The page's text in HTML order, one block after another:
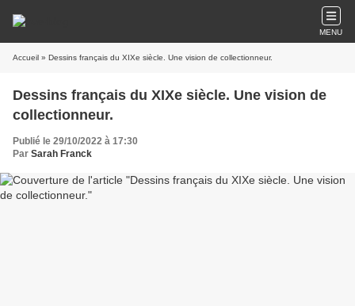
MENU
Accueil » Dessins français du XIXe siècle. Une vision de collectionneur.
Dessins français du XIXe siècle. Une vision de
collectionneur.
Publié le 29/10/2022 à 17:30
Par Sarah Franck